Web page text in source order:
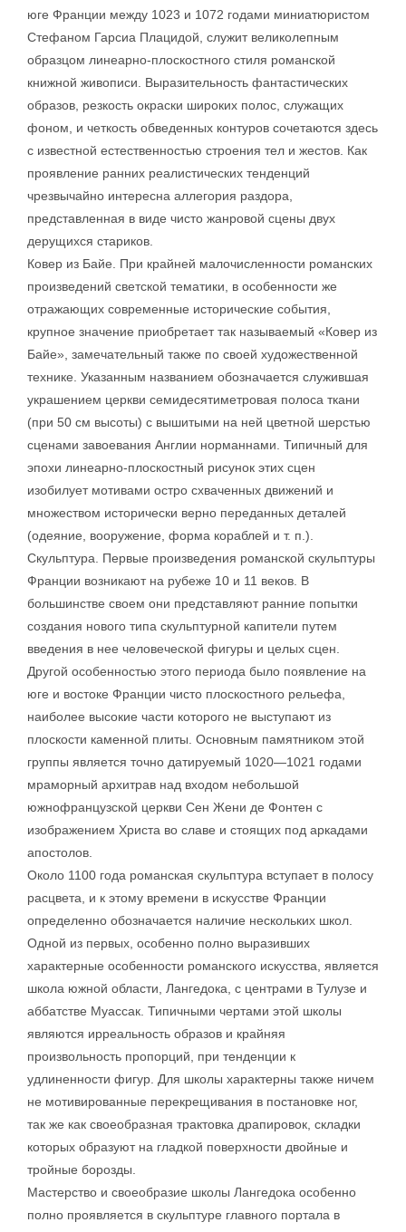
юге Франции между 1023 и 1072 годами миниатюристом
Стефаном Гарсиа Плацидой, служит великолепным
образцом линеарно-плоскостного стиля романской
книжной живописи. Выразительность фантастических
образов, резкость окраски широких полос, служащих
фоном, и четкость обведенных контуров сочетаются здесь
с известной естественностью строения тел и жестов. Как
проявление ранних реалистических тенденций
чрезвычайно интересна аллегория раздора,
представленная в виде чисто жанровой сцены двух
дерущихся стариков.
Ковер из Байе. При крайней малочисленности романских
произведений светской тематики, в особенности же
отражающих современные исторические события,
крупное значение приобретает так называемый «Ковер из
Байе», замечательный также по своей художественной
технике. Указанным названием обозначается служившая
украшением церкви семидесятиметровая полоса ткани
(при 50 см высоты) с вышитыми на ней цветной шерстью
сценами завоевания Англии норманнами. Типичный для
эпохи линеарно-плоскостный рисунок этих сцен
изобилует мотивами остро схваченных движений и
множеством исторически верно переданных деталей
(одеяние, вооружение, форма кораблей и т. п.).
Скульптура. Первые произведения романской скульптуры
Франции возникают на рубеже 10 и 11 веков. В
большинстве своем они представляют ранние попытки
создания нового типа скульптурной капители путем
введения в нее человеческой фигуры и целых сцен.
Другой особенностью этого периода было появление на
юге и востоке Франции чисто плоскостного рельефа,
наиболее высокие части которого не выступают из
плоскости каменной плиты. Основным памятником этой
группы является точно датируемый 1020—1021 годами
мраморный архитрав над входом небольшой
южнофранцузской церкви Сен Жени де Фонтен с
изображением Христа во славе и стоящих под аркадами
апостолов.
Около 1100 года романская скульптура вступает в полосу
расцвета, и к этому времени в искусстве Франции
определенно обозначается наличие нескольких школ.
Одной из первых, особенно полно выразивших
характерные особенности романского искусства, является
школа южной области, Лангедока, с центрами в Тулузе и
аббатстве Муассак. Типичными чертами этой школы
являются ирреальность образов и крайняя
произвольность пропорций, при тенденции к
удлиненности фигур. Для школы характерны также ничем
не мотивированные перекрещивания в постановке ног,
так же как своеобразная трактовка драпировок, складки
которых образуют на гладкой поверхности двойные и
тройные борозды.
Мастерство и своеобразие школы Лангедока особенно
полно проявляется в скульптуре главного портала в